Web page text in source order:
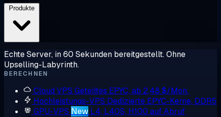
Echte Server, in 60 Sekunden bereitgestellt. Ohne
Upselling-Labyrinth.
BERECHNEN
Cloud VPS Geteiltes EPYC, ab 2,48 $/Mon.
Hochleistungs-VPS Dedizierte EPYC-Kerne, DDR5
GPU-VPS New L4, L40S, H100 auf Abruf